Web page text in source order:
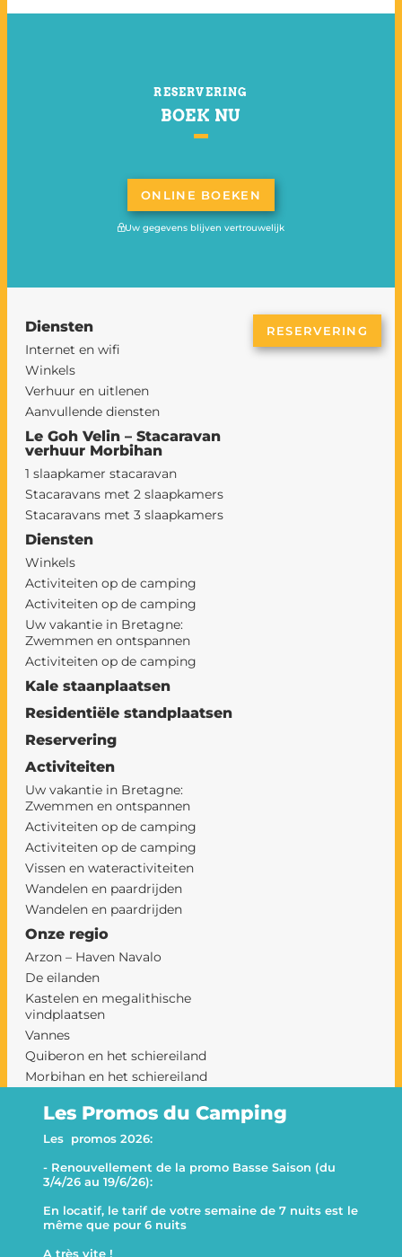
Les Promos du Camping
Les promos 2026:
- Renouvellement de la promo Basse Saison (du
3/4/26 au 19/6/26):
En locatif, le tarif de votre semaine de 7 nuits est le
même que pour 6 nuits
A très vite !
RESERVERING
BOEK NU
ONLINE BOEKEN
Uw gegevens blijven vertrouwelijk
Diensten
Internet en wifi
Winkels
Verhuur en uitlenen
Aanvullende diensten
Le Goh Velin – Stacaravan
verhuur Morbihan
1 slaapkamer stacaravan
Stacaravans met 2 slaapkamers
Stacaravans met 3 slaapkamers
Diensten
Winkels
Activiteiten op de camping
Activiteiten op de camping
Uw vakantie in Bretagne:
Zwemmen en ontspannen
Activiteiten op de camping
Kale staanplaatsen
Residentiële standplaatsen
Reservering
Activiteiten
Uw vakantie in Bretagne:
Zwemmen en ontspannen
Activiteiten op de camping
Activiteiten op de camping
Vissen en wateractiviteiten
Wandelen en paardrijden
Wandelen en paardrijden
Onze regio
Arzon – Haven Navalo
De eilanden
Kastelen en megalithische
vindplaatsen
Vannes
Quiberon en het schiereiland
Morbihan en het schiereiland
Rhuys op een camping
camping sarzeau
Le Goh Velin
RESERVERING
This website uses cookies
This website uses cookies to improve user experience. By
using our website you consent to all cookies in accordance with
our Cookie Policy.